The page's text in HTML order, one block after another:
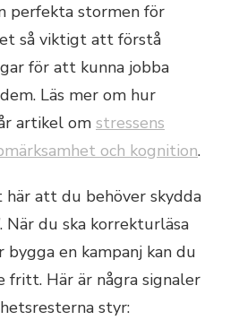
perfekta stormen för
så viktigt att förstå
för att kunna jobba
Läs mer om hur
artikel om stressens
och kognition.
att du behöver skydda
När du ska korrekturläsa
en kampanj kan du
fritt. Här är några signaler
styr: